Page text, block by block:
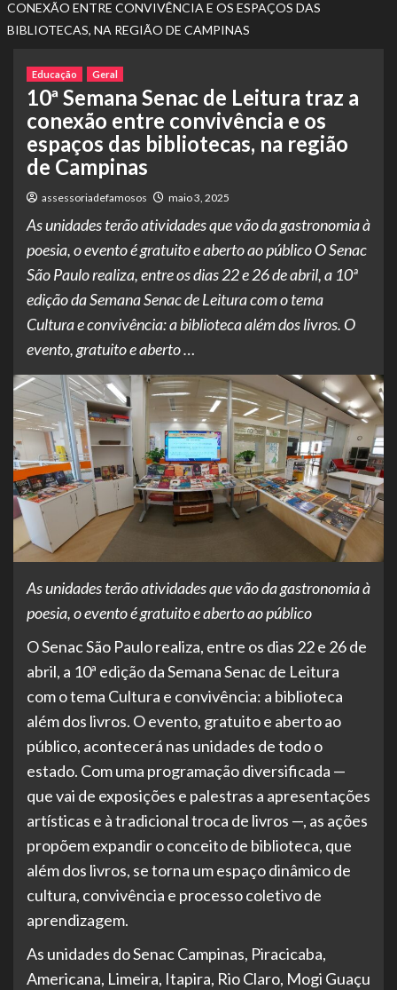
CONEXÃO ENTRE CONVIVÊNCIA E OS ESPAÇOS DAS
BIBLIOTECAS, NA REGIÃO DE CAMPINAS
Educação Geral
10ª Semana Senac de Leitura traz a
conexão entre convivência e os
espaços das bibliotecas, na região
de Campinas
assessoriadefamosos maio 3, 2025
As unidades terão atividades que vão da gastronomia à
poesia, o evento é gratuito e aberto ao público O Senac
São Paulo realiza, entre os dias 22 e 26 de abril, a 10ª
edição da Semana Senac de Leitura com o tema
Cultura e convivência: a biblioteca além dos livros. O
evento, gratuito e aberto …
As unidades terão atividades que vão da gastronomia à
poesia, o evento é gratuito e aberto ao público
O Senac São Paulo realiza, entre os dias 22 e 26 de
abril, a 10ª edição da Semana Senac de Leitura
com o tema Cultura e convivência: a biblioteca
além dos livros. O evento, gratuito e aberto ao
público, acontecerá nas unidades de todo o
estado. Com uma programação diversificada —
que vai de exposições e palestras a apresentações
artísticas e à tradicional troca de livros —, as ações
propõem expandir o conceito de biblioteca, que
além dos livros, se torna um espaço dinâmico de
cultura, convivência e processo coletivo de
aprendizagem.
As unidades do Senac Campinas, Piracicaba,
Americana, Limeira, Itapira, Rio Claro, Mogi Guaçu